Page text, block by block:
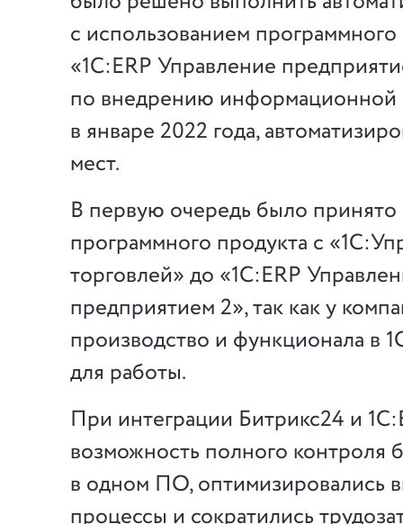
с использованием программного
«1С:ERP Управление
по внедрению информационной
в январе 2022 года,
мест.
В первую очередь было
программного продукта с
торговлей» до «1С:ERP
предприятием 2», так как у
производство и функционала в
для работы.
При интеграции Битрикс24 и
возможность полного контроля
в одном ПО, оптимизировались
процессы и сократились